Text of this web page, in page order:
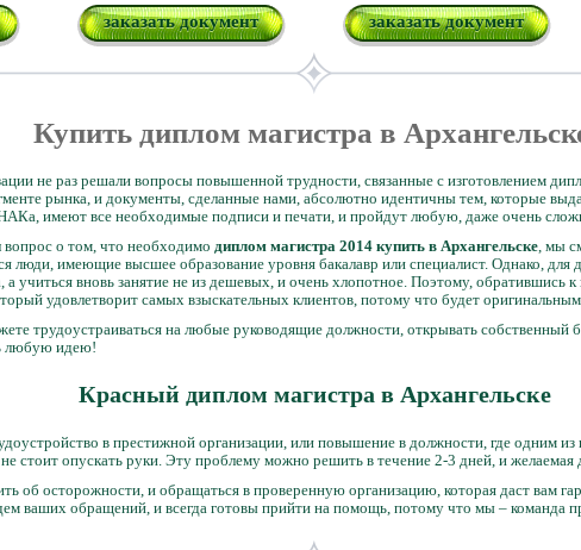
заказать документ заказать документ
Купить диплом магистра в
не раз решали вопросы повышенной трудности, связанные с изготовлением
рынка, и документы, сделанные нами, абсолютно идентичны тем, которые
имеют все необходимые подписи и печати, и пройдут любую, даже очень
вопрос о том, что необходимо диплом магистра 2014 купить в Архангельске, мы
люди, имеющие высшее образование уровня бакалавр или специалист. Однако, для
учиться вновь занятие не из дешевых, и очень хлопотное. Поэтому, обратившись
удовлетворит самых взыскательных клиентов, потому что будет
трудоустраиваться на любые руководящие должности, открывать собственный
любую идею!
Красный диплом магистра в Архангельске
в престижной организации, или повышение в должности, где одним из
стоит опускать руки. Эту проблему можно решить в течение 2-3 дней, и желаемая
об осторожности, и обращаться в проверенную организацию, которая даст вам
ваших обращений, и всегда готовы прийти на помощь, потому что мы – команда